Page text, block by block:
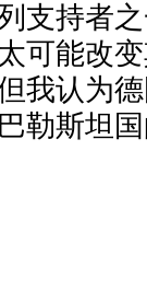
支持者
可能改
我认为
勒斯坦